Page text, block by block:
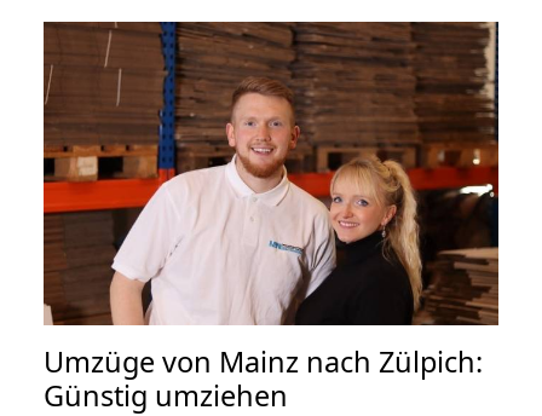
Umzüge von Mainz nach Zülpich:
Günstig umziehen